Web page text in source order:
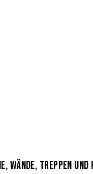
Wände, Treppen